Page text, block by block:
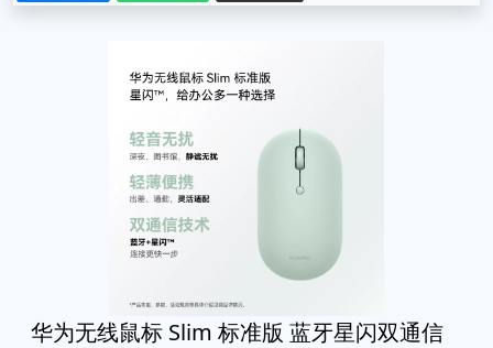
华为无线鼠标 Slim 标准版 蓝牙星闪双通信